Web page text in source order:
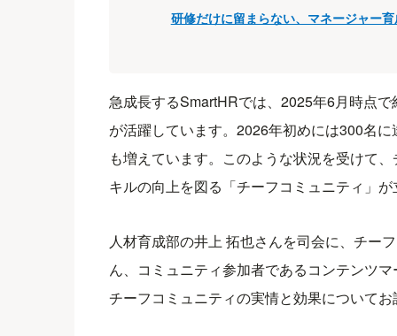
研修だけに留まらない、マネージャー
急成長するSmartHRでは、2025年6月時点
が活躍しています。2026年初めには300名
も増えています。このような状況を受けて
キルの向上を図る「チーフコミュニティ」
人材育成部の井上 拓也さんを司会に、チー
ん、コミュニティ参加者であるコンテンツ
チーフコミュニティの実情と効果について